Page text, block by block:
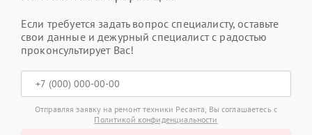
Если требуется задать вопрос специалисту, оставьте
свои данные и дежурный специалист с радостью
проконсультирует Вас!
Отправляя заявку на ремонт техники Ресанта, Вы соглашаетесь с
Политикой конфиденциальности